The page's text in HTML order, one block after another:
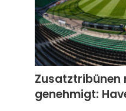
Zusatztribünen
genehmigt: